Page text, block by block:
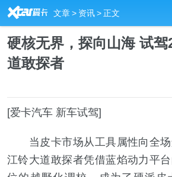
R 文章> 资讯>正文
硬核无界，探向山海 试
道敢探者
[爱卡汽车 新车试驾]
当皮卡市场从工具属性向全场
江铃大道敢探者凭借蓝焰动力平